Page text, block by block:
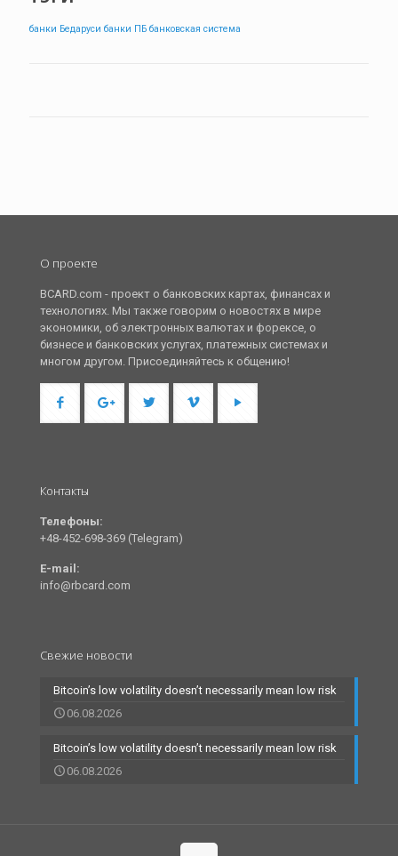
банки Бедаруси банки ПБ банковская система
О проекте
BCARD.com - проект о банковских картах, финансах и
технологиях. Мы также говорим о новостях в мире
экономики, об электронных валютах и форексе, о
бизнесе и банковских услугах, платежных системах и
многом другом. Присоединяйтесь к общению!
Контакты
Телефоны:
+48-452-698-369 (Telegram)
E-mail:
info@rbcard.com
Свежие новости
Bitcoin’s low volatility doesn’t necessarily mean low risk
06.08.2026
Bitcoin’s low volatility doesn’t necessarily mean low risk
06.08.2026